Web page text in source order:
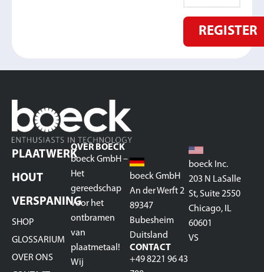
REGISTER
PLAATWERK
HOUT
VERSPANING
SHOP
GLOSSARIUM
OVER ONS
OVER BOECK
boeck GmbH –
Het
gereedschap
voor het
ontbramen
van
plaatmetaal!
Wij
boeck GmbH
An der Werft 2
89347
Bubesheim
Duitsland
CONTACT
+49 8221 96 43
boeck Inc.
203 N LaSalle
St, Suite 2550
Chicago, IL
60601
VS